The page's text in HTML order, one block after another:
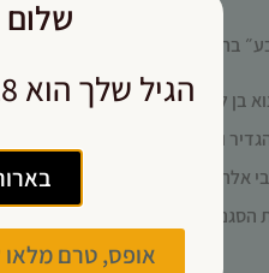
בהתאמת יין ואוכל:
בן לוויה מוצלח לאוכל ידוע מראש
ולהסביר מה אנחנו צריכים
אלה שלא – כדאי לדעת במה הם
הסגנון שלו, הוא לפעמים מדמיין
שלום
הגיל שלך הוא 18 ומעלה, כן?
אופס, טרם מלאו לי 18